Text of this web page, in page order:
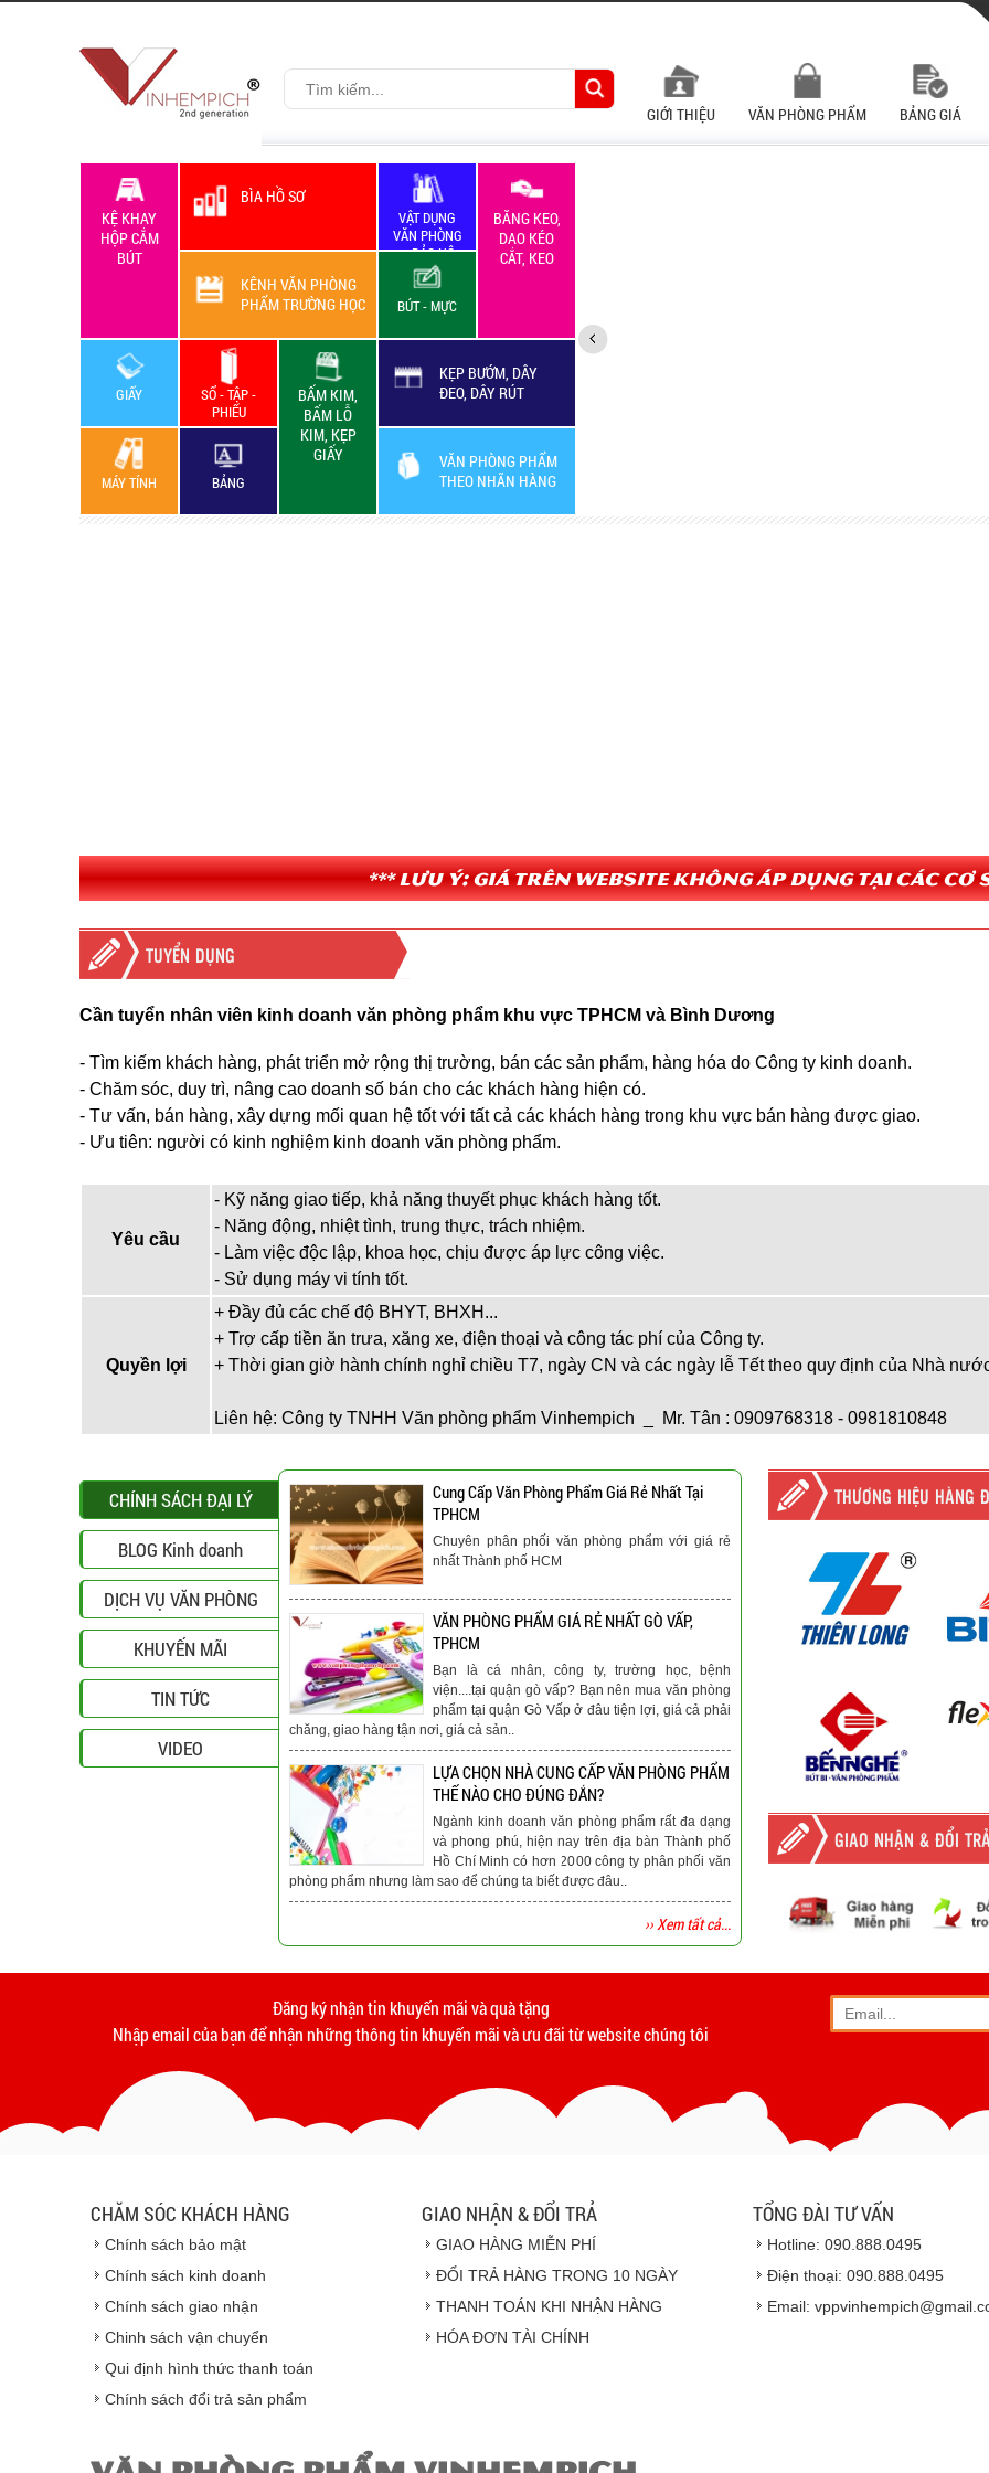
GIỚI THIỆU VĂN PHÒNG PHẨM BẢNG GIÁ
KỆ KHAY
HỘP CẮM
BÚT
BÌA HỒ SƠ
VẬT DỤNG
VĂN PHÒNG
+ BẢO HỘ
LAO ĐỘNG
BĂNG KEO,
DAO KÉO
CẮT, KEO
KÊNH VĂN PHÒNG
PHẨM TRƯỜNG HỌC
BÚT - MỰC
GIẤY
SỔ - TẬP -
PHIẾU
BẤM KIM,
BẤM LỖ
KIM, KẸP
GIẤY
KẸP BƯỚM, DÂY
ĐEO, DÂY RÚT
VĂN PHÒNG PHẨM
THEO NHÃN HÀNG
MÁY TÍNH BẢNG
*** Lưu ý: Giá trên website không áp dụng tại các cơ
TUYỂN DỤNG
Cần tuyển nhân viên kinh doanh văn phòng phẩm khu vực TPHCM và Bình Dương
- Tìm kiếm khách hàng, phát triển mở rộng thị trường, bán các sản phẩm, hàng hóa do Công ty kinh doanh.
- Chăm sóc, duy trì, nâng cao doanh số bán cho các khách hàng hiện có.
- Tư vấn, bán hàng, xây dựng mối quan hệ tốt với tất cả các khách hàng trong khu vực bán hàng được giao.
- Ưu tiên: người có kinh nghiệm kinh doanh văn phòng phẩm.
Yêu cầu
- Kỹ năng giao tiếp, khả năng thuyết phục khách hàng tốt.
- Năng động, nhiệt tình, trung thực, trách nhiệm.
- Làm việc độc lập, khoa học, chịu được áp lực công việc.
- Sử dụng máy vi tính tốt.
Quyền lợi
+ Đầy đủ các chế độ BHYT, BHXH...
+ Trợ cấp tiền ăn trưa, xăng xe, điện thoại và công tác phí của Công ty.
+ Thời gian giờ hành chính nghỉ chiều T7, ngày CN và các ngày lễ Tết theo quy định của Nhà
Liên hệ: Công ty TNHH Văn phòng phẩm Vinhempich _ Mr. Tân : 0909768318 - 0981810848
CHÍNH SÁCH ĐẠI LÝ
BLOG Kinh doanh
DỊCH VỤ VĂN PHÒNG
KHUYẾN MÃI
TIN TỨC
VIDEO
Cung Cấp Văn Phòng Phẩm Giá Rẻ Nhất Tại
TPHCM
Chuyên phân phối văn phòng phẩm với giá rẻ
nhất Thành phố HCM
VĂN PHÒNG PHẨM GIÁ RẺ NHẤT GÒ VẤP,
TPHCM
Bạn là cá nhân, công ty, trường học, bệnh
viện....tại quận gò vấp? Bạn nên mua văn phòng
phẩm tại quận Gò Vấp ở đâu tiện lợi, giá cả phải
chăng, giao hàng tận nơi, giá cả sản..
LỰA CHỌN NHÀ CUNG CẤP VĂN PHÒNG PHẨM
THẾ NÀO CHO ĐÚNG ĐẮN?
Ngành kinh doanh văn phòng phẩm rất đa dạng
và phong phú, hiện nay trên địa bàn Thành phố
Hồ Chí Minh có hơn 2000 công ty phân phối văn
phòng phẩm nhưng làm sao để chúng ta biết được đâu..
›› Xem tất cả...
THƯƠNG HIỆU HÀNG
GIAO NHẬN & ĐỔI
- Phương thức vận
- Thời hạn ước tính
Vinhempich
Đăng ký nhận tin khuyến mãi và quà tặng
Nhập email của bạn để nhận những thông tin khuyến mãi và ưu đãi từ website chúng tôi
CHĂM SÓC KHÁCH HÀNG
Chính sách bảo mật
Chính sách kinh doanh
Chính sách giao nhận
Chinh sách vận chuyển
Qui định hình thức thanh toán
Chính sách đổi trả sản phẩm
GIAO NHẬN & ĐỔI TRẢ
GIAO HÀNG MIỄN PHÍ
ĐỔI TRẢ HÀNG TRONG 10 NGÀY
THANH TOÁN KHI NHẬN HÀNG
HÓA ĐƠN TÀI CHÍNH
TỔNG ĐÀI TƯ VẤN
Hotline: 090.888.0495
Điện thoại: 090.888.0495
Email: